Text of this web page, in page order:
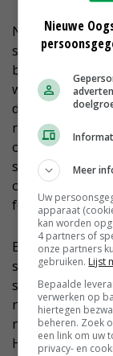
Naast het
sleutel voor het
bij een integrale
de omvang van
recente
om op korte
overschrijding
fors is en de
Een eenzijdige
suboptimale
natuurherstel
natuurkwaliteit
Habitatrichtlijn,
Nieuwe
Meer
Uw
apparaat
kan worden
4 partners of
onze partners
gebruiken. Lijst
Bepaalde
verwerken op
hiertegen
beheren. Zoek
een link om uw
privacy- en